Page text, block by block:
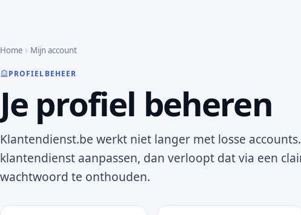
Home Mijn account
PROFIELBEHEER
Je profiel beheren
Klantendienst.be werkt niet langer met losse
klantendienst aanpassen, dan verloopt dat via een
wachtwoord te onthouden.